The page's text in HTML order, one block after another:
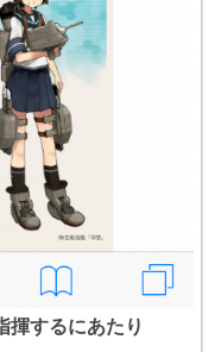
揮するにあたり